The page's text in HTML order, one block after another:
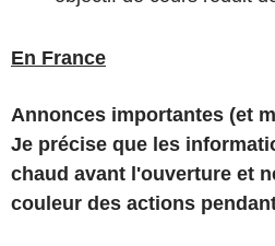
En France
Annonces importantes (et
Je précise que les
chaud avant l'ouverture et
couleur des actions